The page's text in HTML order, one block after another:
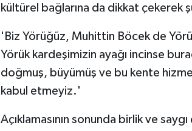
kültürel bağlarına da dikkat çekerek
'Biz Yörüğüz, Muhittin Böcek de
Yörük kardeşimizin ayağı incinse
doğmuş, büyümüş ve bu kente
kabul etmeyiz.'
Açıklamasının sonunda birlik ve